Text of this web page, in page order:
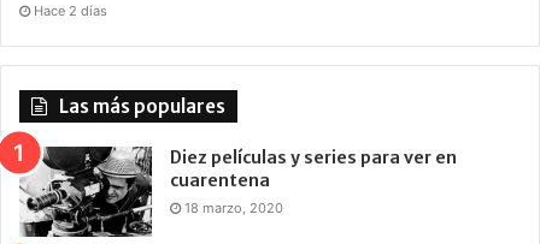
Hace 2 días
Las más populares
Diez películas y series para ver en
cuarentena
18 marzo, 2020